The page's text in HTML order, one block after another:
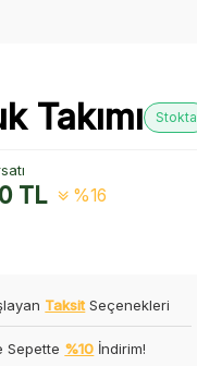
Takımı Stokta
TL %16
Taksit Seçenekleri
Sepette %10 İndirim!